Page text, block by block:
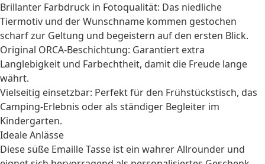
Brillanter Farbdruck in Fotoqualität: Das niedliche
Tiermotiv und der Wunschname kommen gestochen
scharf zur Geltung und begeistern auf den ersten Blick.
Original ORCA-Beschichtung: Garantiert extra
Langlebigkeit und Farbechtheit, damit die Freude lange
währt.
Vielseitig einsetzbar: Perfekt für den Frühstückstisch, das
Camping-Erlebnis oder als ständiger Begleiter im
Kindergarten.
Ideale Anlässe
Diese süße Emaille Tasse ist ein wahrer Allrounder und